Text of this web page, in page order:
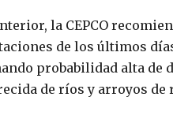
la CEPCO
de los últimos
probabilidad alta de
de ríos y arroyos